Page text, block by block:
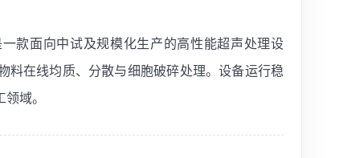
款面向中试及规模化生产的高性能超声处理设
料在线均质、分散与细胞破碎处理。设备运行稳
域。